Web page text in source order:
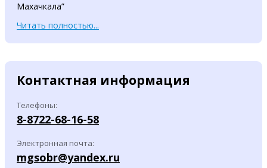
Махачкала”
Читать полностью...
Контактная информация
Телефоны:
8-8722-68-16-58
Электронная почта:
mgsobr@yandex.ru